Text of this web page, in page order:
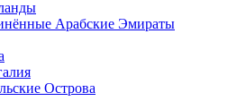
Арабские Эмираты
Острова